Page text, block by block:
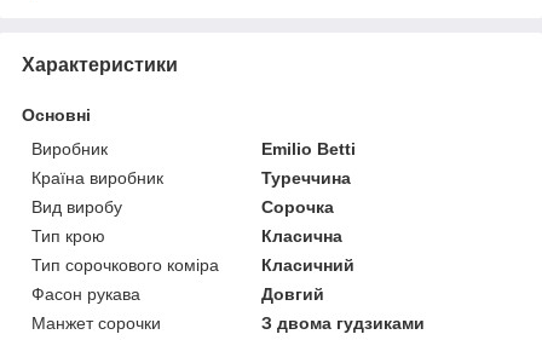
Характеристики
Основні
Виробник
Emilio Betti
Країна виробник
Туреччина
Вид виробу
Сорочка
Тип крою
Класична
Тип сорочкового коміра
Класичний
Фасон рукава
Довгий
Манжет сорочки
З двома гудзиками